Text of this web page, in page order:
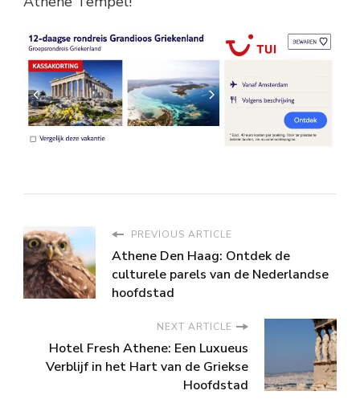
PREVIOUS ARTICLE
Athene Den Haag: Ontdek de
culturele parels van de Nederlandse
hoofdstad
NEXT ARTICLE
Hotel Fresh Athene: Een Luxueus
Verblijf in het Hart van de Griekse
Hoofdstad